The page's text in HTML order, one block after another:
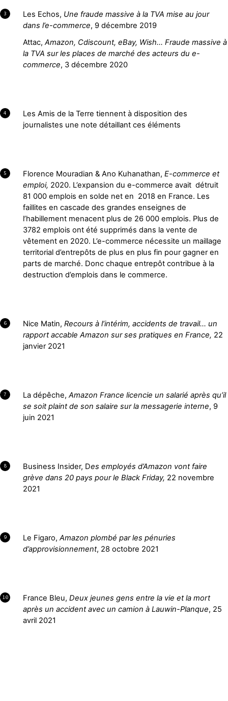
3 Les Echos, Une fraude massive à la TVA mise au jour
dans l’e-commerce, 9 décembre 2019
Attac, Amazon, Cdiscount, eBay, Wish… Fraude massive à
la TVA sur les places de marché des acteurs du e-
commerce, 3 décembre 2020
4
Les Amis de la Terre tiennent à disposition des
journalistes une note détaillant ces éléments
5 Florence Mouradian & Ano Kuhanathan, E-commerce et
emploi, 2020. L’expansion du e-commerce avait détruit
81 000 emplois en solde net en 2018 en France. Les
faillites en cascade des grandes enseignes de
l’habillement menacent plus de 26 000 emplois. Plus de
3782 emplois ont été supprimés dans la vente de
vêtement en 2020. L’e-commerce nécessite un maillage
territorial d’entrepôts de plus en plus fin pour gagner en
parts de marché. Donc chaque entrepôt contribue à la
destruction d’emplois dans le commerce.
6 Nice Matin, Recours à l’intérim, accidents de travail… un
rapport accable Amazon sur ses pratiques en France, 22
janvier 2021
7 La dépêche, Amazon France licencie un salarié après qu’il
se soit plaint de son salaire sur la messagerie interne, 9
juin 2021
8 Business Insider, Des employés d’Amazon vont faire
grève dans 20 pays pour le Black Friday, 22 novembre
2021
9 Le Figaro, Amazon plombé par les pénuries
d’approvisionnement, 28 octobre 2021
10 France Bleu, Deux jeunes gens entre la vie et la mort
après un accident avec un camion à Lauwin-Planque, 25
avril 2021